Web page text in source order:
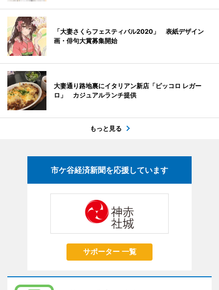
「大妻さくらフェスティバル2020」 表紙デザイン
画・俳句大賞募集開始
大妻通り路地裏にイタリアン新店「ピッコロ レガー
ロ」 カジュアルランチ提供
もっと見る
市ケ谷経済新聞を応援しています
サポーター 一覧